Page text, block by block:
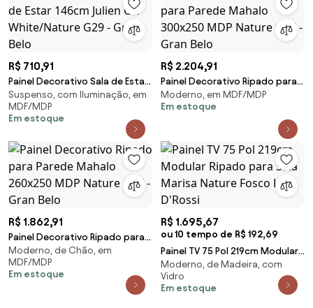
R$ 710,91
Painel Decorativo Sala de Estar
146cm Julien Off White/Nature
G29 - Gran Belo
Suspenso, com Iluminação, em
MDF/MDP
Em estoque
R$ 2.204,91
Painel Decorativo Ripado para
Parede Mahalo 300x250 MDP
Nature G77 - Gran Belo
Moderno, em MDF/MDP
Em estoque
R$ 1.862,91
Painel Decorativo Ripado para
Parede Mahalo 260x250 MDP
Nature G77 - Gran Belo
Moderno, de Chão, em
MDF/MDP
Em estoque
R$ 1.695,67
ou 10 tempo de R$ 192,69
Painel TV 75 Pol 219cm Modular
Ripado para Sala Marisa Nature
Fosco L04 - D'Rossi
Moderno, de Madeira, com
Vidro
Em estoque